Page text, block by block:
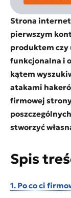
Strona
pierwszym
produktem czy
funkcjonalna i
kątem
atakami
firmowej
stworzyć
Spis
1. Po co ci